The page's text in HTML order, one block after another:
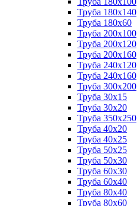
Труба 180x140
Труба 180x60
Труба 200x100
Труба 200x120
Труба 200x160
Труба 240x120
Труба 240x160
Труба 300x200
Труба 30x15
Труба 30x20
Труба 350x250
Труба 40x20
Труба 40x25
Труба 50x25
Труба 50x30
Труба 60x30
Труба 60x40
Труба 80x40
Труба 80x60